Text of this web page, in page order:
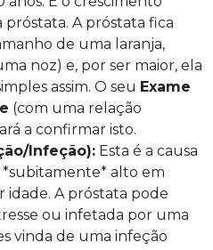
A próstata fica
de uma laranja,
noz) e, por ser maior, ela
assim. O seu Exame
(com uma relação
a confirmar isto.
Infeção): Esta é a causa
*subitamente* alto em
A próstata pode
ou infetada por uma
vinda de uma infeção